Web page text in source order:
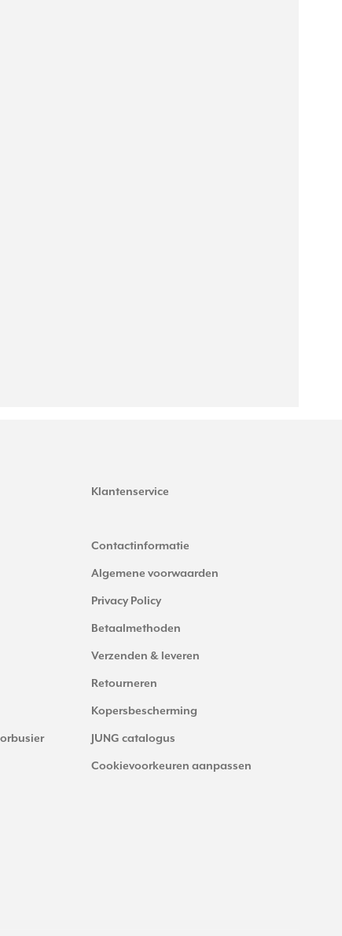
Klantenservice
Contactinformatie
Algemene voorwaarden
Privacy Policy
Betaalmethoden
Verzenden & leveren
Retourneren
Kopersbescherming
JUNG catalogus
Cookievoorkeuren aanpassen